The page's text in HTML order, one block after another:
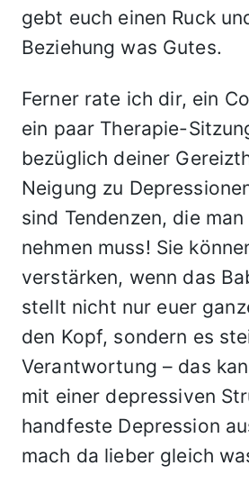
gebt euch einen Ruck
Beziehung was Gutes.
Ferner rate ich dir, ein
ein paar Therapie-
bezüglich deiner
Neigung zu
sind Tendenzen, die
nehmen muss! Sie
verstärken, wenn das
stellt nicht nur euer
den Kopf, sondern es
Verantwortung – das
mit einer depressiven
handfeste Depression
mach da lieber gleich